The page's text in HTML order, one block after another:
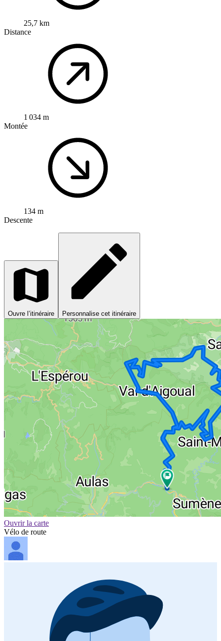
25,7 km
Distance
1 034 m
Montée
134 m
Descente
Ouvre l’itinéraire Personnalise cet itinéraire
Ouvrir la carte
Vélo de route